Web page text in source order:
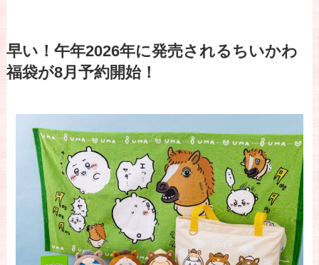
早い！午年2026年に発売されるちいかわ
福袋が8月予約開始！